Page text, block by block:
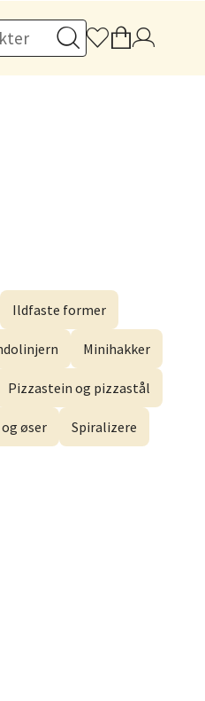
Ildfaste former
Minihakker
Pizzastein og pizzastål
øser Spiralizere